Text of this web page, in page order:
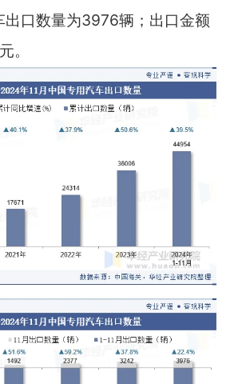
出口数量为3976辆；出口金额
。